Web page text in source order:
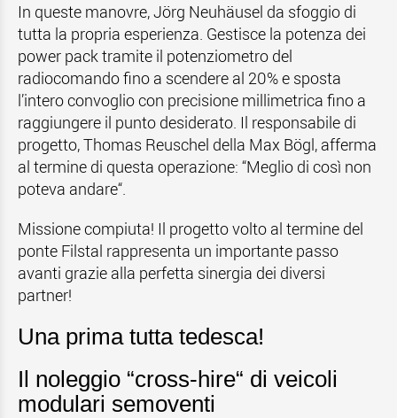
In queste manovre, Jörg Neuhäusel da sfoggio di
tutta la propria esperienza. Gestisce la potenza dei
power pack tramite il potenziometro del
radiocomando fino a scendere al 20% e sposta
l’intero convoglio con precisione millimetrica fino a
raggiungere il punto desiderato. Il responsabile di
progetto, Thomas Reuschel della Max Bögl, afferma
al termine di questa operazione: “Meglio di così non
poteva andare“.
Missione compiuta! Il progetto volto al termine del
ponte Filstal rappresenta un importante passo
avanti grazie alla perfetta sinergia dei diversi
partner!
Una prima tutta tedesca!
Il noleggio “cross-hire“ di veicoli
modulari semoventi